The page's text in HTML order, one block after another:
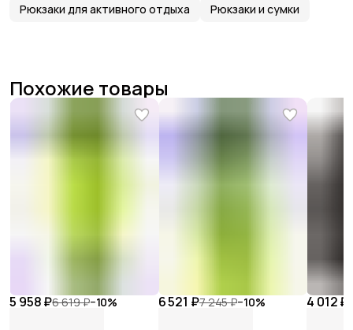
Рюкзаки для активного отдыха Рюкзаки и сумки
Похожие товары
5 958 ₽6 619 ₽−10% 6 521 ₽7 245 ₽−10% 4 012 ₽